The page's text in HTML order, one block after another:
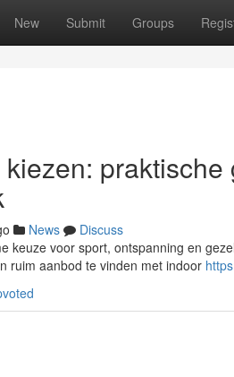
New Submit Groups
News
Discuss
keuze voor sport, ontspanning en
ruim aanbod te vinden met indoor